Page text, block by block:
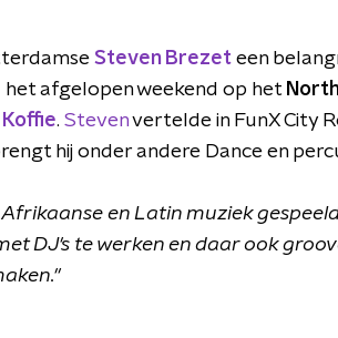
Steven Brezet een
afgelopen weekend op het
Koffie. Stevenvertelde in FunX City
hij onder andere Dance en
Afrikaanse en Latin muziek
DJ's te werken en daar ook